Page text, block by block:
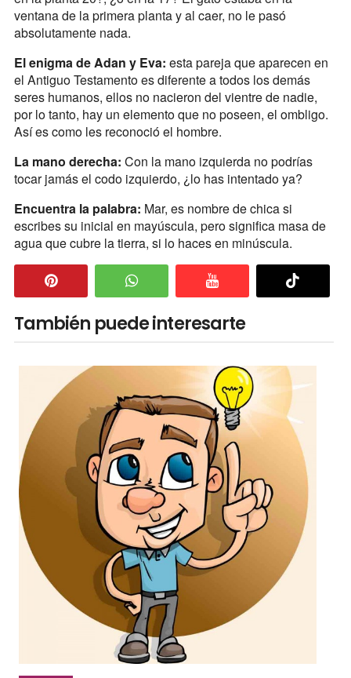
ventana de la primera planta y al caer, no le pasó
absolutamente nada.
El enigma de Adan y Eva: esta pareja que aparecen en
el Antiguo Testamento es diferente a todos los demás
seres humanos, ellos no nacieron del vientre de nadie,
por lo tanto, hay un elemento que no poseen, el ombligo.
Así es como les reconoció el hombre.
La mano derecha: Con la mano izquierda no podrías
tocar jamás el codo izquierdo, ¿lo has intentado ya?
Encuentra la palabra: Mar, es nombre de chica si
escribes su inicial en mayúscula, pero significa masa de
agua que cubre la tierra, si lo haces en minúscula.
También puede interesarte